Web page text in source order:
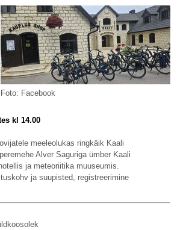
Foto: Facebook
kl 14.00
meeleolukas ringkäik Kaali
Alver Saguriga ümber Kaali
ja meteoriitika muuseumis.
ja suupisted, registreerimine